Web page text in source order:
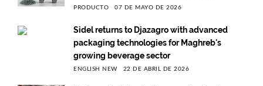
PRODUCTO 07 DE MAYO DE 2026
Sidel returns to Djazagro with advanced
packaging technologies for Maghreb's
growing beverage sector
ENGLISH NEW 22 DE ABRIL DE 2026